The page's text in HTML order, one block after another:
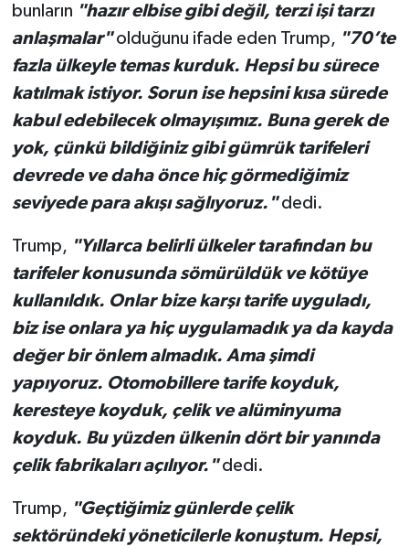
bunların "hazır elbise gibi değil, terzi işi tarzı
anlaşmalar"olduğunu ifade eden Trump, "70’te
fazla ülkeyle temas kurduk. Hepsi bu sürece
katılmak istiyor. Sorun ise hepsini kısa sürede
kabul edebilecek olmayışımız. Buna gerek de
yok, çünkü bildiğiniz gibi gümrük tarifeleri
devrede ve daha önce hiç görmediğimiz
seviyede para akışı sağlıyoruz."dedi.
Trump, "Yıllarca belirli ülkeler tarafından bu
tarifeler konusunda sömürüldük ve kötüye
kullanıldık. Onlar bize karşı tarife uyguladı,
biz ise onlara ya hiç uygulamadık ya da kayda
değer bir önlem almadık. Ama şimdi
yapıyoruz. Otomobillere tarife koyduk,
keresteye koyduk, çelik ve alüminyuma
koyduk. Bu yüzden ülkenin dört bir yanında
çelik fabrikaları açılıyor."dedi.
Trump, "Geçtiğimiz günlerde çelik
sektöründeki yöneticilerle konuştum. Hepsi,